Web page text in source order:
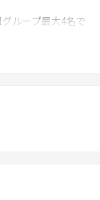
ループ最大4名で
ェア付）、衛星